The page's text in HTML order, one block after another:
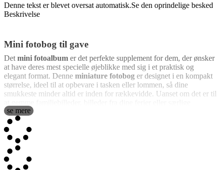
Denne tekst er blevet oversat automatisk.Se den oprindelige besked
Beskrivelse
Mini fotobog til gave
Det mini fotoalbum er det perfekte supplement for dem, der ønsker
at have deres mest specielle øjeblikke med sig i et praktisk og
elegant format. Denne miniature fotobog er designet i en kompakt
størrelse, ideel til at opbevare i tasken eller lommen, så dine
smukkeste minder altid er inden for rækkevidde. Uanset om det er til
øjeblikke med venner, tilbyder dette mini album en unik måde at
bevare dine minder på og dele dem nemt med andre.
Hvad der gør dette
design, der er skabt til bærbarhed uden at gå på kompromis med
kvaliteten. Det er lavet med et omslag af
klæbepapir
se mere